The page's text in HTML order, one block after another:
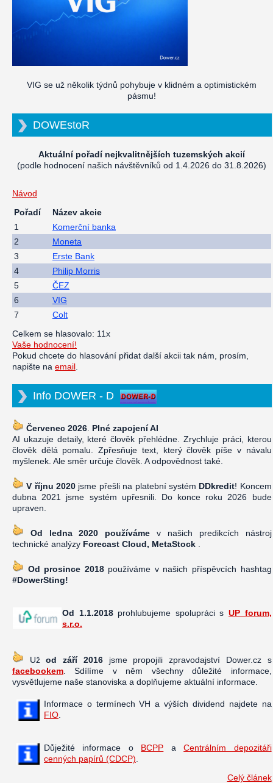
VIG se už několik týdnů pohybuje v klidném a optimistickém
pásmu!
DOWEstoR
Aktuální pořadí nejkvalitnějších tuzemských akcií
(podle hodnocení našich návštěvníků od 1.4.2026 do 31.8.2026)
Návod
Pořadí
Název akcie
1
Komerční banka
2
Moneta
3
Erste Bank
4
Philip Morris
5
ČEZ
6
VIG
7
Colt
Celkem se hlasovalo: 11x
Vaše hodnocení!
Pokud chcete do hlasování přidat další akcii tak nám, prosím,
napište na email
Info DOWER - D
Červenec 2026 Plné zapojení AI
AI ukazuje detaily, které člověk přehlédne. Zrychluje práci, kterou
člověk dělá pomalu. Zpřesňuje text, který člověk píše v návalu
myšlenek. Ale směr určuje člověk. A odpovědnost také.
V říjnu 2020 jsme přešli na platební systém DDkredit! Koncem
dubna 2021 jsme systém upřesnili. Do konce roku 2026 bude
upraven.
Od ledna 2020 používáme v našich predikcích nástroj
technické analýzy Forecast Cloud, MetaStock
Od prosince 2018používáme v našich příspěvcích hashtag
#DowerSting!
Od 1.1.2018prohlubujeme spolupráci sUP forum,
s.r.o.
Užod září 2016jsme propojili zpravodajství Dower.cz s
facebookem . Sdílíme v něm všechny důležité informace,
vysvětlujeme naše stanoviska a doplňujeme aktuální informace.
Informace o termínech VH a výších dividend najdete na
FIO
Důježité informace o BCPP aCentrálním depozitáři
cenných papírů (CDCP)
Celý článek